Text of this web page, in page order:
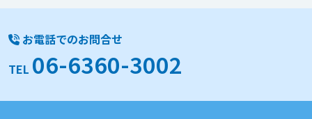
お電話でのお問合せ
TEL 06-6360-3002